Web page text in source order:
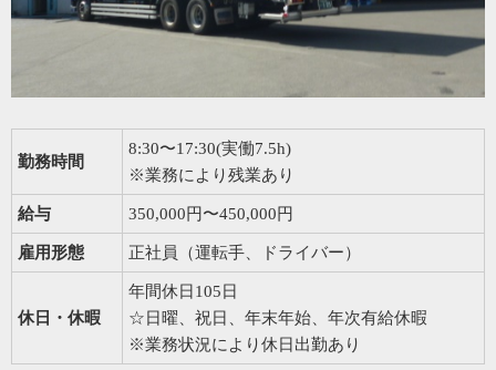
勤務時間
8:30〜17:30(実働7.5h)
※業務により残業あり
給与 350,000円〜450,000円
雇用形態 正社員（運転手、ドライバー）
休日・休暇
年間休日105日
☆日曜、祝日、年末年始、年次有給休暇
※業務状況により休日出勤あり